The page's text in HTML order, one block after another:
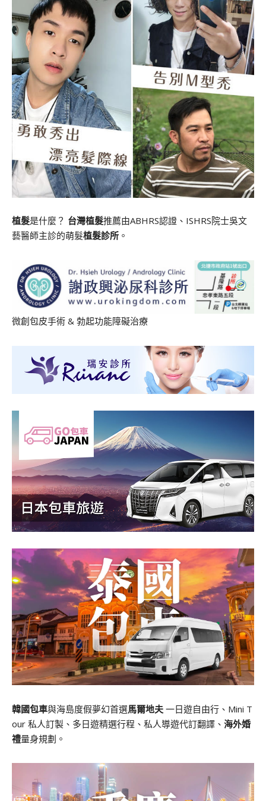
植髮是什麼？ 台灣植髮推薦由ABHRS認證、ISHRS院士吳文
藝醫師主診的萌髮植髮診所 。
微創包皮手術 & 勃起功能障礙治療
韓國包車與海島度假夢幻首選馬爾地夫 一日遊自由行、Mini T
our 私人訂製、多日遊精選行程、私人導遊代訂翻譯、 海外婚
禮量身規劃。